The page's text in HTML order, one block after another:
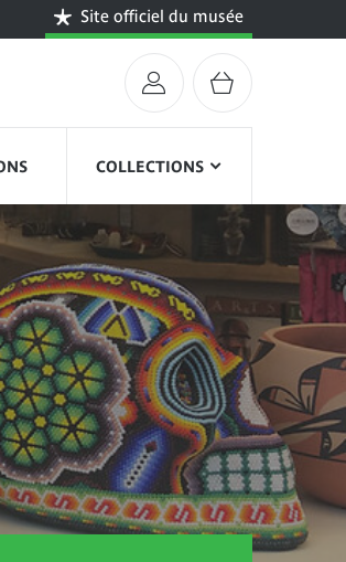
Site officiel du musée
COLLECTIONS